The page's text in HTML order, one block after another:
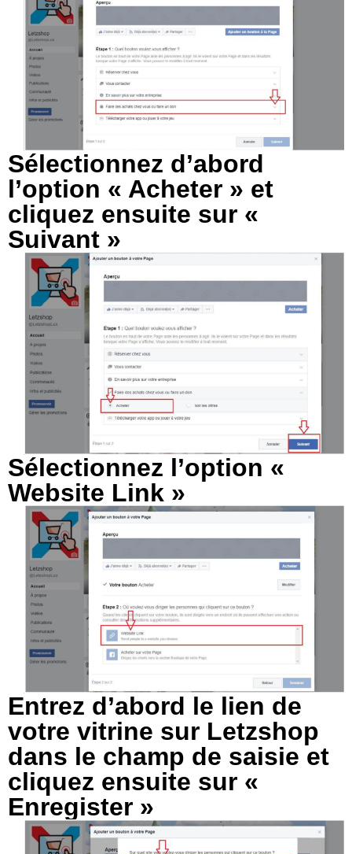
Sélectionnez d’abord
l’option « Acheter » et
cliquez ensuite sur «
Suivant »
Sélectionnez l’option «
Website Link »
Entrez d’abord le lien de
votre vitrine sur Letzshop
dans le champ de saisie et
cliquez ensuite sur «
Enregister »